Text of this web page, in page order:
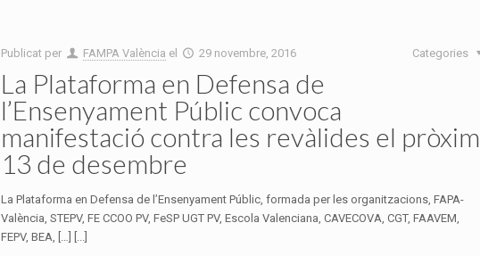
Publicat per FAMPA València el 29 novembre, 2016 Categories
La Plataforma en Defensa de
l’Ensenyament Públic convoca
manifestació contra les revàlides el pròxim
13 de desembre
La Plataforma en Defensa de l’Ensenyament Públic, formada per les organitzacions, FAPA-
València, STEPV, FE CCOO PV, FeSP UGT PV, Escola Valenciana, CAVECOVA, CGT, FAAVEM,
FEPV, BEA, […] [...]